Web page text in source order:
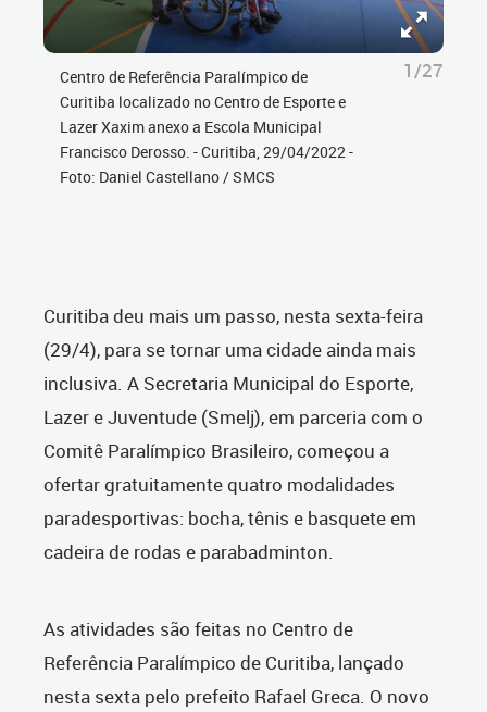
Centro de Referência Paralímpico de
Curitiba localizado no Centro de Esporte e
Lazer Xaxim anexo a Escola Municipal
Francisco Derosso. - Curitiba, 29/04/2022 -
Foto: Daniel Castellano / SMCS
1/27
Curitiba deu mais um passo, nesta sexta-feira
(29/4), para se tornar uma cidade ainda mais
inclusiva. A Secretaria Municipal do Esporte,
Lazer e Juventude (Smelj), em parceria com o
Comitê Paralímpico Brasileiro, começou a
ofertar gratuitamente quatro modalidades
paradesportivas: bocha, tênis e basquete em
cadeira de rodas e parabadminton.
As atividades são feitas no Centro de
Referência Paralímpico de Curitiba, lançado
nesta sexta pelo prefeito Rafael Greca. O novo